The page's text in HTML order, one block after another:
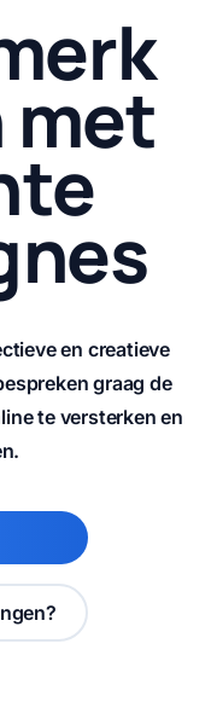
met
en creatieve
graag de
te versterken en